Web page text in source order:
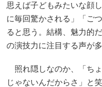
思えば子どもみたいな顔
に毎回驚かされる」「ご
ると思う。結構、魅力的
の演技力に注目する声が
照れ隠しなのか、「ち
じゃないんだからさ」と